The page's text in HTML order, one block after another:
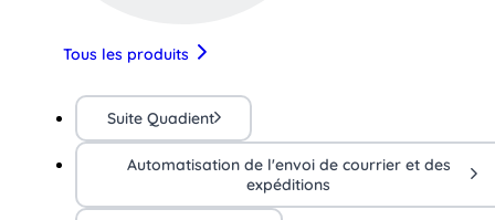
Tous les produits
Suite Quadient
Automatisation de l'envoi de courrier et des
expéditions